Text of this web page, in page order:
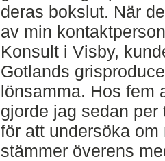
deras bokslut. När
av min
Konsult i Visby,
Gotlands
lönsamma. Hos fem
gjorde jag sedan
för att undersöka
stämmer överens